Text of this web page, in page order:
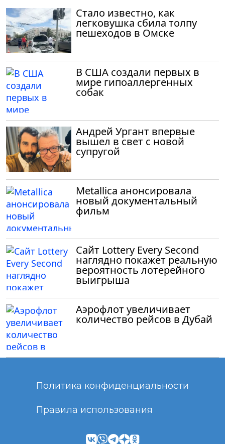
Стало известно, как
легковушка сбила толпу
пешеходов в Омске
В США создали первых в
мире гипоаллергенных
собак
Андрей Ургант впервые
вышел в свет с новой
супругой
Metallica анонсировала
новый документальный
фильм
Сайт Lottery Every Second
наглядно покажет реальную
вероятность лотерейного
выигрыша
Аэрофлот увеличивает
количество рейсов в Дубай
Политика конфиденциальности
Правила использования